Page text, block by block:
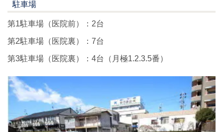
駐車場
第1駐車場（医院前）：2台
第2駐車場（医院裏）：7台
第3駐車場（医院裏）：4台（月極1.2.3.5番）